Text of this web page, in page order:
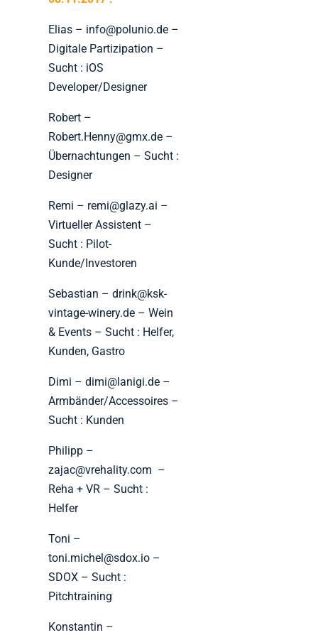
Elias – info@polunio.de –
Digitale Partizipation –
Sucht : iOS
Developer/Designer
Robert –
Robert.Henny@gmx.de –
Übernachtungen – Sucht :
Designer
Remi – remi@glazy.ai –
Virtueller Assistent –
Sucht : Pilot-
Kunde/Investoren
Sebastian – drink@ksk-
vintage-winery.de – Wein
& Events – Sucht : Helfer,
Kunden, Gastro
Dimi – dimi@lanigi.de –
Armbänder/Accessoires –
Sucht : Kunden
Philipp –
zajac@vrehality.com –
Reha + VR – Sucht :
Helfer
Toni –
toni.michel@sdox.io –
SDOX – Sucht :
Pitchtraining
Konstantin –